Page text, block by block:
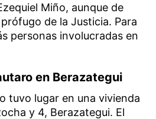
Miño, aunque de
de la Justicia. Para
personas involucradas en
en Berazategui
tuvo lugar en una vivienda
y 4, Berazategui. El